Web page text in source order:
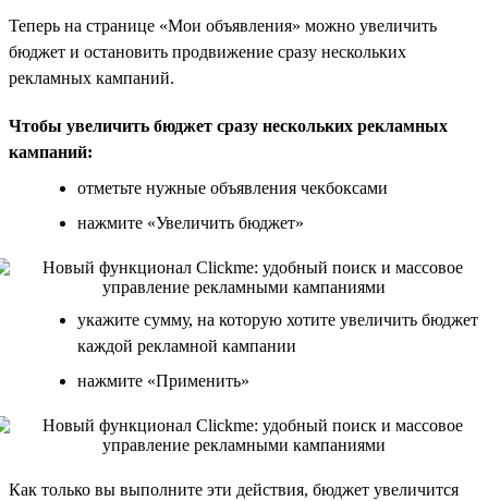
Теперь на странице «Мои объявления» можно увеличить
бюджет и остановить продвижение сразу нескольких
рекламных кампаний.
Чтобы увеличить бюджет сразу нескольких рекламных
кампаний:
отметьте нужные объявления чекбоксами
нажмите «Увеличить бюджет»
укажите сумму, на которую хотите увеличить бюджет
каждой рекламной кампании
нажмите «Применить»
Как только вы выполните эти действия, бюджет увеличится